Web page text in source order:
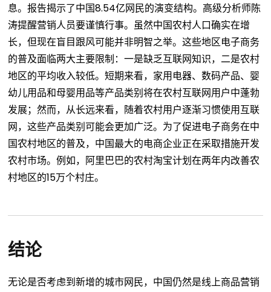
息。报告揭示了中国8.54亿网民的演变结构。高级分析师陈
涛提醒营销人员要谨慎行事。虽然中国农村人口确实在增
长，但现在盲目跟风可能并非明智之举。这些地区电子商务
的普及面临两大主要限制：一是缺乏互联网知识，二是农村
地区的平均收入较低。短期来看，家用电器、数码产品、婴
幼儿用品和母婴用品等产品类别将在农村互联网用户中蓬勃
发展；然而，从长远来看，随着农村用户逐渐习惯使用互联
网，这些产品类别可能会更加广泛。为了促进电子商务在中
国农村地区的普及，中国最大的电商企业正在采取措施开发
农村市场。例如，阿里巴巴的农村淘宝计划在两年内改善农
村地区的15万个村庄。
结论
无论是否考虑到新增的城市网民，中国仍然是线上商品营销